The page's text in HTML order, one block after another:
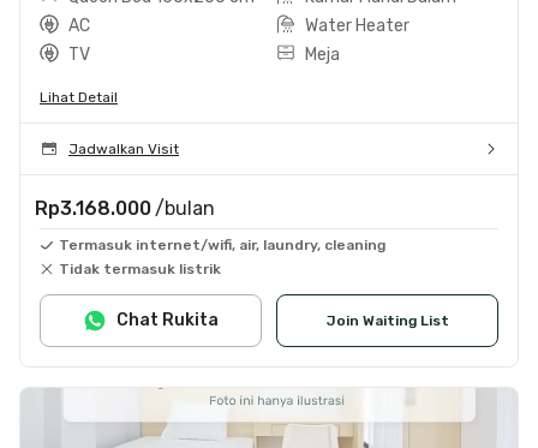
AC
Water Heater
TV
Meja
Lihat Detail
Jadwalkan Visit
Rp3.168.000 /bulan
Termasuk internet/wifi, air, laundry, cleaning
Tidak termasuk listrik
Join Waiting List
Chat Rukita